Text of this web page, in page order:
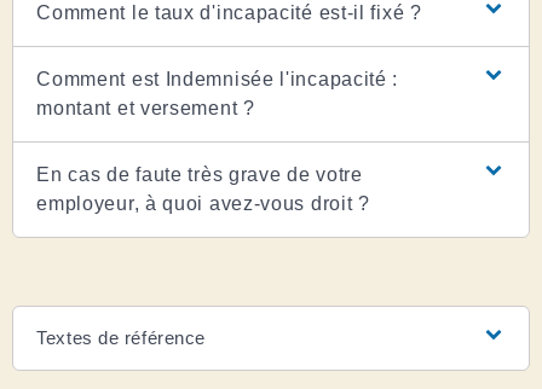
Comment le taux d'incapacité est-il fixé ?
Comment est Indemnisée l'incapacité :
montant et versement ?
En cas de faute très grave de votre
employeur, à quoi avez-vous droit ?
Textes de référence